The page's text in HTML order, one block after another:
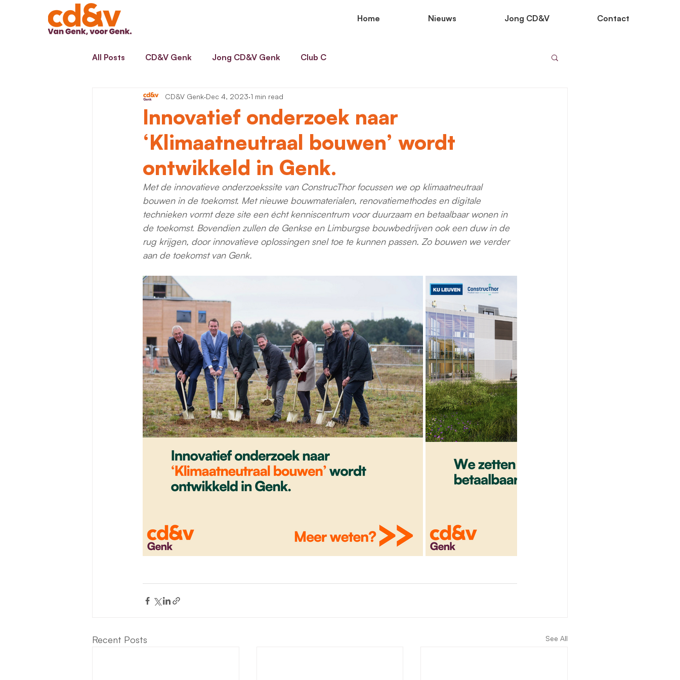
Home Nieuws Jong CD&V Contact
All Posts CD&V Genk Jong CD&V Genk Club C
Innovatief onderzoek naar
‘Klimaatneutraal bouwen’ wordt
ontwikkeld in Genk.
CD&V Genk Dec 4, 2023 1 min read
Met de innovatieve onderzoekssite van ConstrucThor focussen we op klimaatneutraal
bouwen in de toekomst. Met nieuwe bouwmaterialen, renovatiemethodes en digitale
technieken vormt deze site een écht kenniscentrum voor duurzaam en betaalbaar wonen in
de toekomst. Bovendien zullen de Genkse en Limburgse bouwbedrijven ook een duw in de
rug krijgen, door innovatieve oplossingen snel toe te kunnen passen. Zo bouwen we verder
aan de toekomst van Genk.
Recent Posts See All